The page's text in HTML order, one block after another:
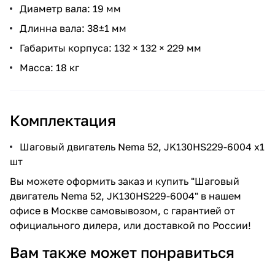
Диаметр вала: 19 мм
Длинна вала: 38±1 мм
Габариты корпуса: 132 × 132 × 229 мм
Масса: 18 кг
Комплектация
Шаговый двигатель Nema 52, JK130HS229-6004 x1
шт
Вы можете оформить заказ и купить "Шаговый
двигатель Nema 52, JK130HS229-6004" в нашем
офисе в Москве самовывозом, с гарантией от
официального дилера, или доставкой по России!
Вам также может понравиться